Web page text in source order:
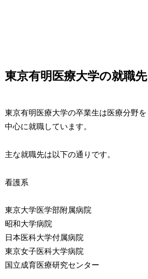
東京有明医療大学の就職先
東京有明医療大学の卒業生は医療分野を
中心に就職しています。
主な就職先は以下の通りです。
看護系
東京大学医学部附属病院
昭和大学病院
日本医科大学付属病院
東京女子医科大学病院
国立成育医療研究センター